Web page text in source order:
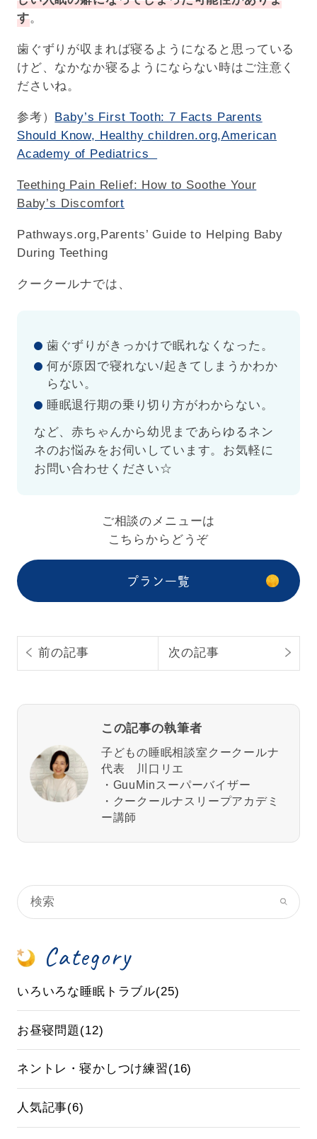
す。
歯ぐずりが収まれば寝るようになると思っている
けど、なかなか寝るようにならない時はご注意く
ださいね。
参考） Baby’s First Tooth: 7 Facts Parents
Should Know, Healthy children.org,American
Academy of Pediatrics
Teething Pain Relief: How to Soothe Your
Baby’s Discomfort
Pathways.org,Parents’ Guide to Helping Baby
During Teething
クークールナでは、
歯ぐずりがきっかけで眠れなくなった。
何が原因で寝れない/起きてしまうかわか
らない。
睡眠退行期の乗り切り方がわからない。
など、赤ちゃんから幼児まであらゆるネン
ネのお悩みをお伺いしています。お気軽に
お問い合わせください☆
ご相談のメニューは
こちらからどうぞ
プラン一覧
前の記事 次の記事
この記事の執筆者
子どもの睡眠相談室クークールナ
代表 川口リエ
・GuuMinスーパーバイザー
・クークールナスリープアカデミ
ー講師
Category
いろいろな睡眠トラブル(25)
お昼寝問題(12)
ネントレ・寝かしつけ練習(16)
人気記事(6)